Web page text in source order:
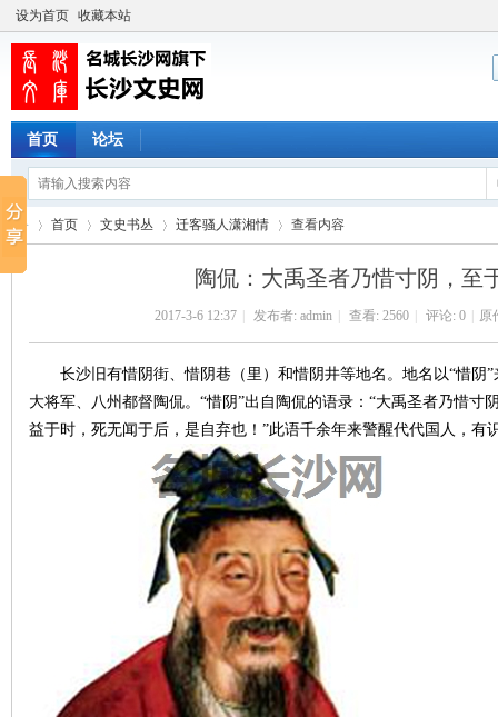
设为首页 收藏本站
首页 论坛
首页 文史书丛
›
迁客骚人潇湘情
›
查看内容
陶侃：大禹圣者乃惜寸阴，至
2017-3-6 12:37 发布者: admin 查看: 2560 评论: 0 原
长沙旧有惜阴街、惜阴巷（里）和惜阴井等地名。地名以“惜阴”
大将军、八州都督陶侃。“惜阴”出自陶侃的语录：“大禹圣者乃惜寸
益于时，死无闻于后，是自弃也！”此语千余年来警醒代代国人，有